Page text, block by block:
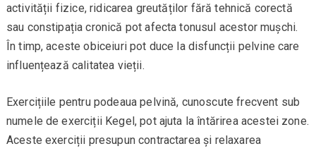
activității fizice, ridicarea greutăților fără tehnică corectă
sau constipația cronică pot afecta tonusul acestor mușchi.
În timp, aceste obiceiuri pot duce la disfuncții pelvine care
influențează calitatea vieții.
Exercițiile pentru podeaua pelvină, cunoscute frecvent sub
numele de exerciții Kegel, pot ajuta la întărirea acestei zone.
Aceste exerciții presupun contractarea și relaxarea